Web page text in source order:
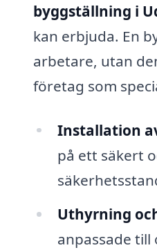
byggställning i
kan erbjuda. En
arbetare, utan
företag som
Installation
på ett säkert
Uthyrning
anpassade